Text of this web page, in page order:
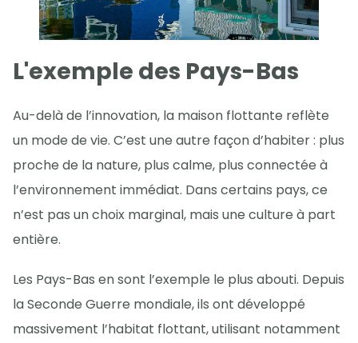
L'exemple des Pays-Bas
Au-delà de l’innovation, la maison flottante reflète
un mode de vie. C’est une autre façon d’habiter : plus
proche de la nature, plus calme, plus connectée à
l’environnement immédiat. Dans certains pays, ce
n’est pas un choix marginal, mais une culture à part
entière.
Les Pays-Bas en sont l’exemple le plus abouti. Depuis
la Seconde Guerre mondiale, ils ont développé
massivement l’habitat flottant, utilisant notamment